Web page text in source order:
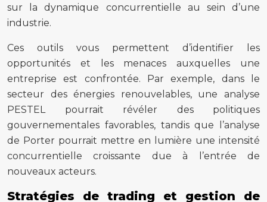
sur la dynamique concurrentielle au sein d’une
industrie.
Ces outils vous permettent d’identifier les
opportunités et les menaces auxquelles une
entreprise est confrontée. Par exemple, dans le
secteur des énergies renouvelables, une analyse
PESTEL pourrait révéler des politiques
gouvernementales favorables, tandis que l’analyse
de Porter pourrait mettre en lumière une intensité
concurrentielle croissante due à l’entrée de
nouveaux acteurs.
Stratégies de trading et gestion de